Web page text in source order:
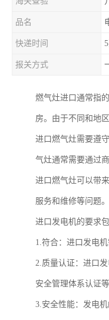
品名
快递时间
报关方式
燃气灶进口通常指
房。由于不同和地
进口燃气灶需要遵
气灶通常需要通过
进口燃气灶可以带
服务和维修等问题
进口发电机的要求
1.符合：进口发电
2.质量认证：进口
安全管理体系认证等
3.安全性能：发电